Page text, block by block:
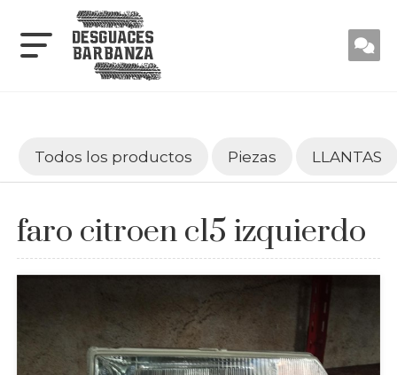
Todos los productos Piezas LLANTAS
faro citroen c15 izquierdo